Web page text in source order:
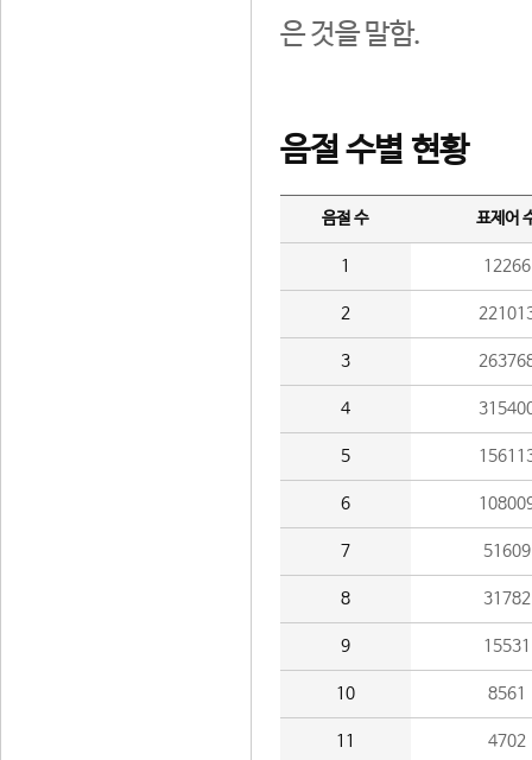
은 것을 말함.
음절 수별 현황
음절 수 표제어
1 12266
2
3
4
5
6
7 51609
8 31782
9 15531
10 8561
11 4702